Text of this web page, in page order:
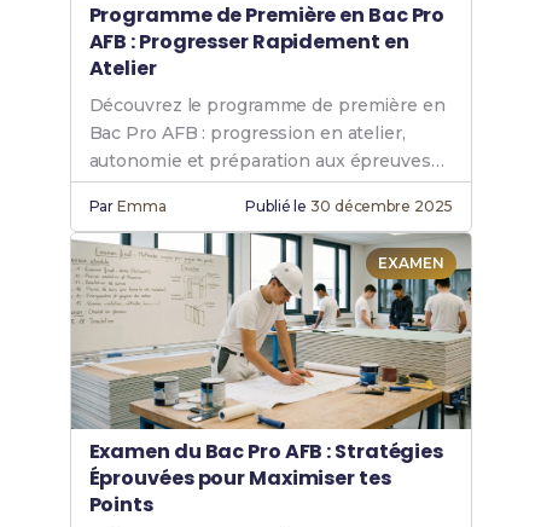
Programme de Première en Bac Pro
AFB : Progresser Rapidement en
Atelier
Découvrez le programme de première en
Bac Pro AFB : progression en atelier,
autonomie et préparation aux épreuves
professionnelles.
ParEmma Publié le30 décembre 2025
EXAMEN
Examen du Bac Pro AFB : Stratégies
Éprouvées pour Maximiser tes
Points